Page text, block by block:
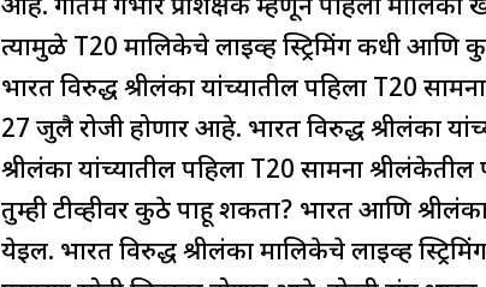
b
o
o
k
A
p
p
dI
n
d
s
ra
m
आहे. गौतम गंभीर प्रशिक्षक म्हणून पहिली
त्यामुळे T20 मालिकेचे लाइव्ह स्ट्रिमिंग कधी आणि
भारत विरुद्ध श्रीलंका यांच्यातील पहिला T20
27 जुलै रोजी होणार आहे. भारत विरुद्ध श्रीलंका
श्रीलंका यांच्यातील पहिला T20 सामना
तुम्ही टीव्हीवर कुठे पाहू शकता? भारत आणि श्रीलंका
येईल. भारत विरुद्ध श्रीलंका मालिकेचे लाईव्ह
दिसणार
नाही
IND
vs
SL
सामना,